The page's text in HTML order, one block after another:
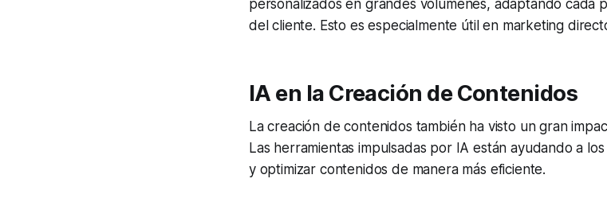
personalizados en grandes volúmenes, adaptando cada
del cliente. Esto es especialmente útil en marketing
IA en la Creación de Contenidos
La creación de contenidos también ha visto un gran
Las herramientas impulsadas por IA están ayudando a
y optimizar contenidos de manera más eficiente.